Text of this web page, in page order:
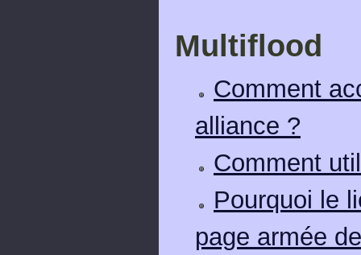
Multiflood
Comment
alliance ?
Comment
Pourquoi le
page armée